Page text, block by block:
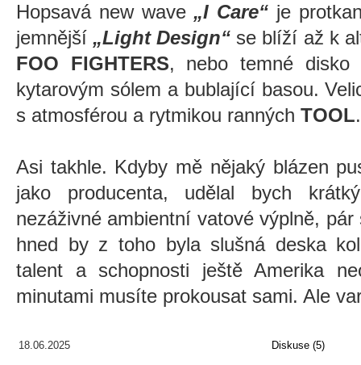
Hopsavá new wave „I Care“ je
jemnější „Light Design“ se blíží až k
FOO FIGHTERS, nebo temné disko
kytarovým sólem a bublající basou.
s atmosférou a rytmikou ranných TOOL.
Asi takhle. Kdyby mě nějaký blázen
jako producenta, udělal bych
nezáživné ambientní vatové výplně,
hned by z toho byla slušná deska
talent a schopnosti ještě Amerika
minutami musíte prokousat sami. Ale
18.06.2025 Diskuse (5)